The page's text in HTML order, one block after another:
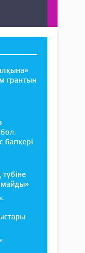
грантын
бапкері